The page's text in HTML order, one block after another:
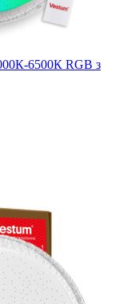
6500К RGB з